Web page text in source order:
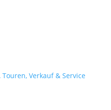
Verkauf & Service